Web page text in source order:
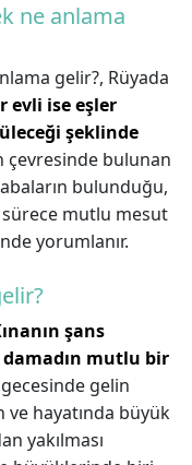
ne anlama
gelir?, Rüyada
evli ise eşler
şeklinde
çevresinde bulunan
bulunduğu,
mutlu mesut
yorumlanır.
şans
mutlu bir
gecesinde gelin
ve hayatında büyük
yakılması